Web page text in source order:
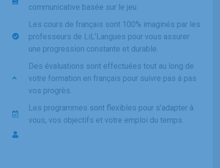
communicative basée sur le jeu.
Les cours de français sont 100% imaginés par les
professeurs de LiL’Langues pour vous assurer
une progression constante et durable.
Des évaluations sont effectuées tout au long de
votre formation en français pour suivre pas à pas
vos progrès.
Les programmes sont flexibles pour s’adapter à
vous, vos objectifs et votre emploi du temps.